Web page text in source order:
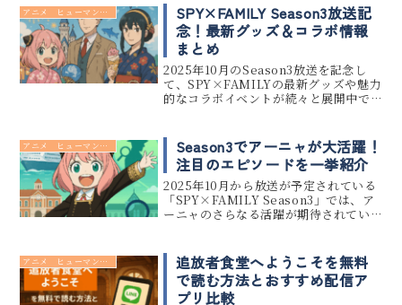
アニメ ヒューマンドラマ
SPY×FAMILY Season3放送記
念！最新グッズ＆コラボ情報
まとめ
2025年10月のSeason3放送を記念し
て、SPY×FAMILYの最新グッズや魅力
的なコラボイベントが続々と展開中で
ファン必見のアイテムが盛りだくさ
ん。 この記事...
アニメ ヒューマンドラマ
Season3でアーニャが大活躍！
注目のエピソードを一挙紹介
2025年10月から放送が予定されている
「SPY×FAMILY Season3」では、ア
ーニャのさらなる活躍が期待されてい
ャ。特に未来予知やスパイ活動まがい
の行動で...
アニメ ヒューマンドラマ
追放者食堂へようこそを無料
で読む方法とおすすめ配信ア
プリ比較